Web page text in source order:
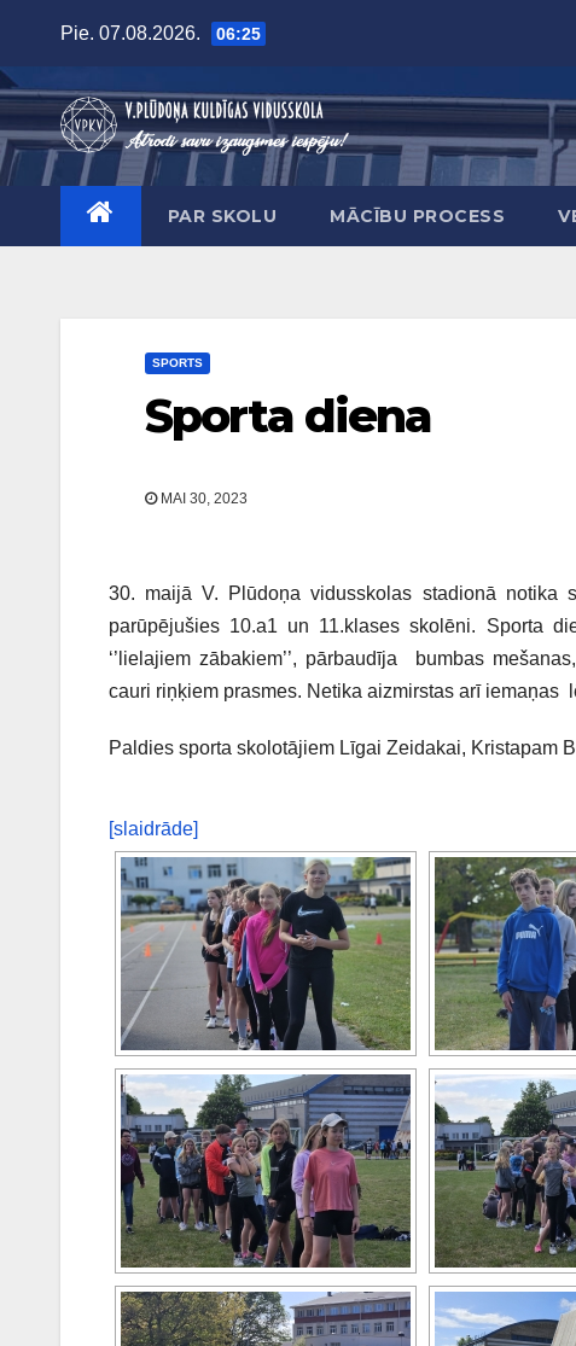
content
Pie. 07.08.2026. 06:25
PAR SKOLU MĀCĪBU PROCESS
SPORTS
Sporta diena
MAI 30, 2023
30. maijā V. Plūdoņa vidusskolas stadionā notika
parūpējušies 10.a1 un 11.klases skolēni. Sporta
‘’lielajiem zābakiem’’, pārbaudīja bumbas
cauri riņķiem prasmes. Netika aizmirstas arī iemaņas
Paldies sporta skolotājiem Līgai Zeidakai, Kristapam
[slaidrāde]